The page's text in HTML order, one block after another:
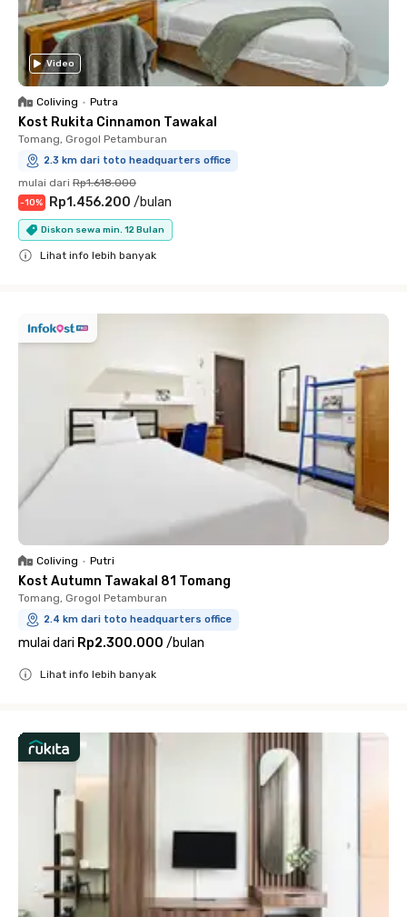
Video
Coliving • Putra
Kost Rukita Cinnamon Tawakal
Tomang, Grogol Petamburan
2.3 km dari toto headquarters office
mulai dari Rp1.618.000
-10% Rp1.456.200 /bulan
Diskon sewa min. 12 Bulan
Lihat info lebih banyak
Coliving • Putri
Kost Autumn Tawakal 81 Tomang
Tomang, Grogol Petamburan
2.4 km dari toto headquarters office
mulai dari Rp2.300.000 /bulan
Lihat info lebih banyak